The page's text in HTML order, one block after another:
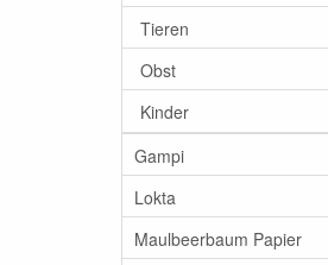
Tieren
Obst
Kinder
Gampi
Lokta
Maulbeerbaum Papier